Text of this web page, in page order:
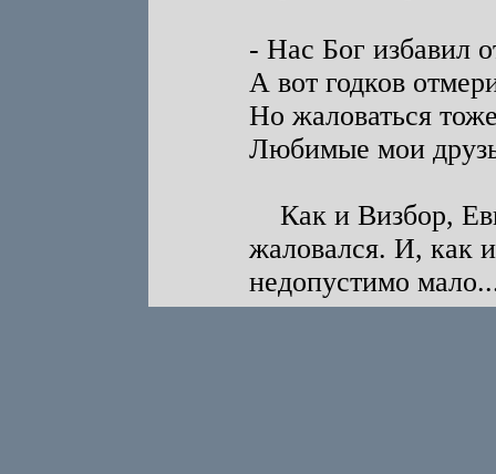
- Нас Бог избавил
А вот годков
Но жаловаться
Любимые мои
Как и Визбор,
жаловался. И, как
недопустимо